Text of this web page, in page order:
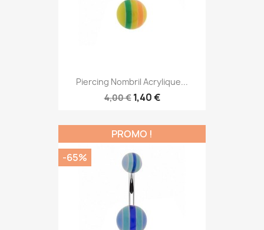
Piercing Nombril Acrylique...
4,00 € 1,40 €
PROMO !
-65%